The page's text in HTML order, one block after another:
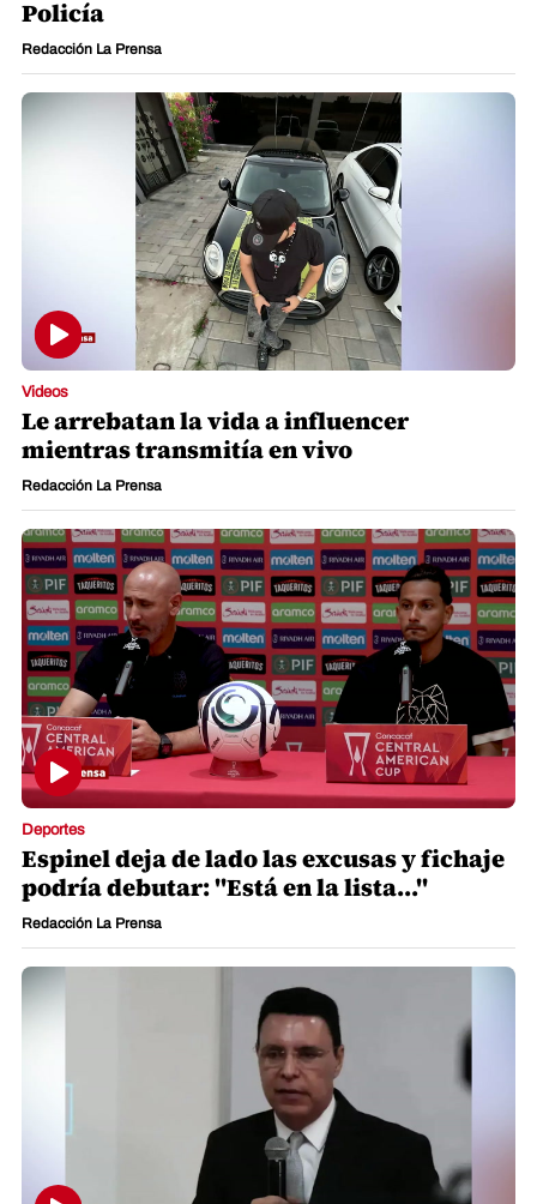
Policía
Redacción La Prensa
Videos
Le arrebatan la vida a influencer
mientras transmitía en vivo
Redacción La Prensa
Deportes
Espinel deja de lado las excusas y fichaje
podría debutar: "Está en la lista..."
Redacción La Prensa